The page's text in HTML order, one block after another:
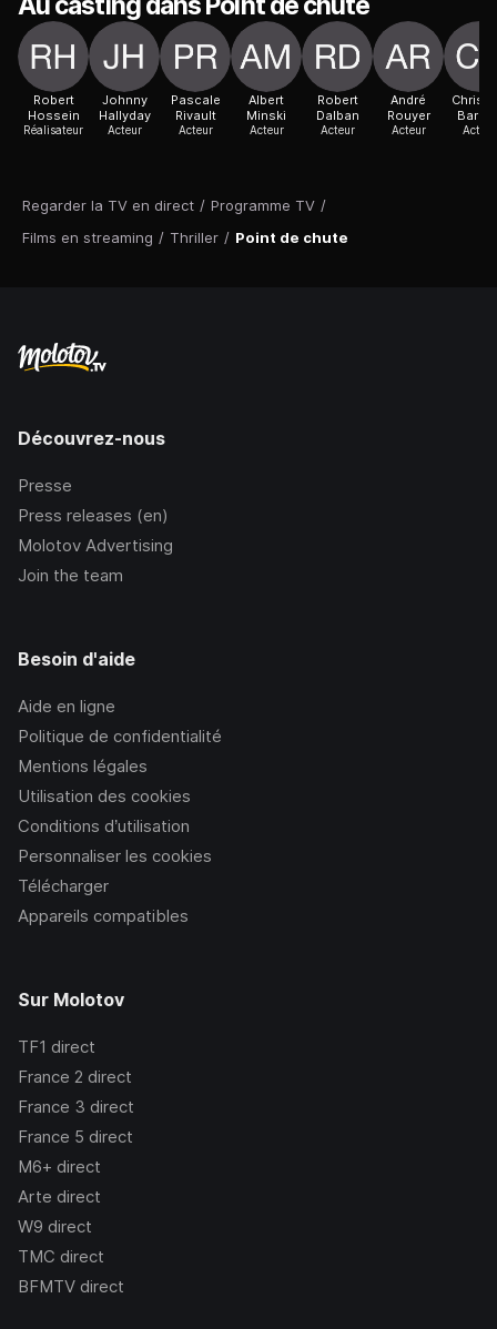
Regarder la TV en direct / Programme TV /
Films en streaming / Thriller / Point de chute
Robert
Hossein
Réalisateur
Johnny
Hallyday
Acteur
Pascale
Rivault
Acteur
Albert
Minski
Acteur
Robert
Dalban
Acteur
André
Rouyer
Acteur Acteur
Découvrez-nous
Presse
Press releases (en)
Molotov Advertising
Join the team
Besoin d'aide
Aide en ligne
Politique de confidentialité
Mentions légales
Utilisation des cookies
Conditions d’utilisation
Personnaliser les cookies
Télécharger
Appareils compatibles
Sur Molotov
TF1 direct
France 2 direct
France 3 direct
France 5 direct
M6+ direct
Arte direct
W9 direct
TMC direct
BFMTV direct